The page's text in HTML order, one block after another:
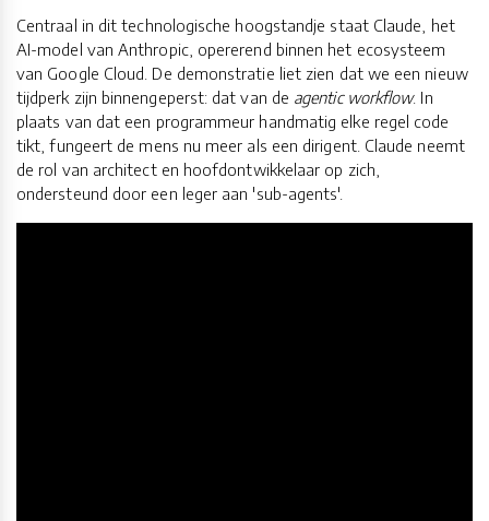
Centraal in dit technologische hoogstandje staat Claude, het
AI-model van Anthropic, opererend binnen het ecosysteem
van Google Cloud. De demonstratie liet zien dat we een nieuw
tijdperk zijn binnengeperst: dat van de agentic workflow. In
plaats van dat een programmeur handmatig elke regel code
tikt, fungeert de mens nu meer als een dirigent. Claude neemt
de rol van architect en hoofdontwikkelaar op zich,
ondersteund door een leger aan 'sub-agents'.